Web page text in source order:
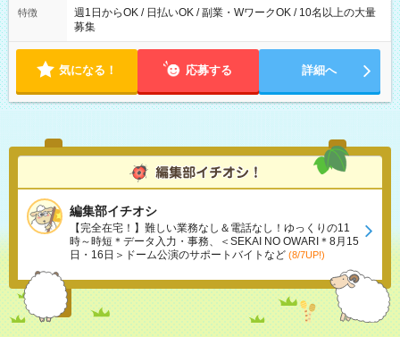
特徴
週1日からOK / 日払いOK / 副業・WワークOK / 10名以上の大量
募集
気になる！ 応募する 詳細へ
編集部イチオシ
【完全在宅！】難しい業務なし＆電話なし！ゆっくりの11
時～時短＊データ入力・事務、＜SEKAI NO OWARI＊8月15
日・16日＞ドーム公演のサポートバイトなど (8/7UP!)